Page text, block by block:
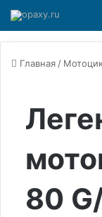
Главная /
80